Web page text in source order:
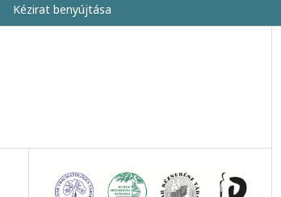
Kézirat benyújtása